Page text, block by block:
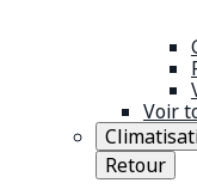
Voir
Retour